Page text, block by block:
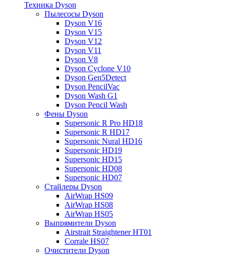
Техника Dyson
Пылесосы Dyson
Dyson V16
Dyson V15
Dyson V12
Dyson V11
Dyson V8
Dyson Cyclone V10
Dyson Gen5Detect
Dyson PencilVac
Dyson Wash G1
Dyson Pencil Wash
Фены Dyson
Supersonic R Pro HD18
Supersonic R HD17
Supersonic Nural HD16
Supersonic HD19
Supersonic HD15
Supersonic HD08
Supersonic HD07
Стайлеры Dyson
AirWrap HS09
AirWrap HS08
AirWrap HS05
Выпрямители Dyson
Airstrait Straightener HT01
Corrale HS07
Очистители Dyson